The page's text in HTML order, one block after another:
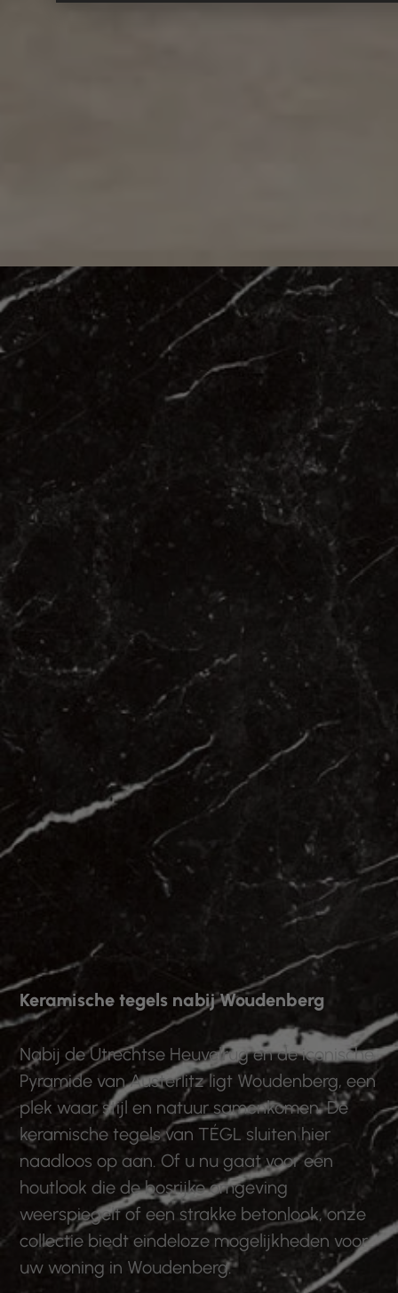
Keramische tegels nabij Woudenberg
Nabij de Utrechtse Heuvelrug en de iconische
Pyramide van Austerlitz ligt Woudenberg, een
plek waar stijl en natuur samenkomen. De
keramische tegels van TÉGL sluiten hier
naadloos op aan. Of u nu gaat voor een
houtlook die de bosrijke omgeving
weerspiegelt of een strakke betonlook, onze
collectie biedt eindeloze mogelijkheden voor
uw woning in Woudenberg.